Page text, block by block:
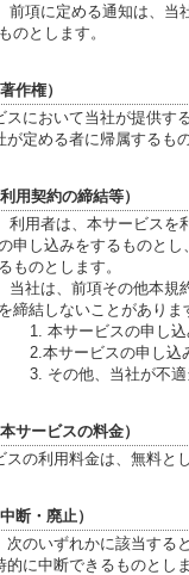
前項に定める通知は、
ものとします。
作権）
スにおいて当社が提供す
が定める者に帰属するも
用契約の締結等）
利用者は、本サービス
申し込みをするものと
るものとします。
当社は、前項その他本
を締結しないことがありま
1. 本サービスの申し
2.本サービスの申し込
3. その他、当社が不
サービスの料金）
スの利用料金は、無料とし
断・廃止）
次のいずれかに該当する
的に中断できるものとしま